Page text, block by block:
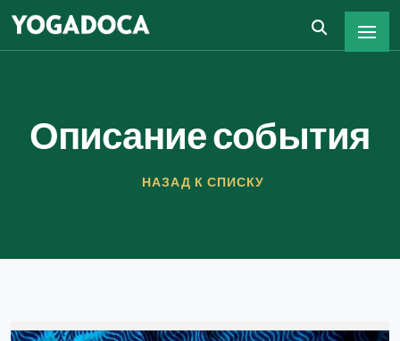
Описание события
НАЗАД К СПИСКУ